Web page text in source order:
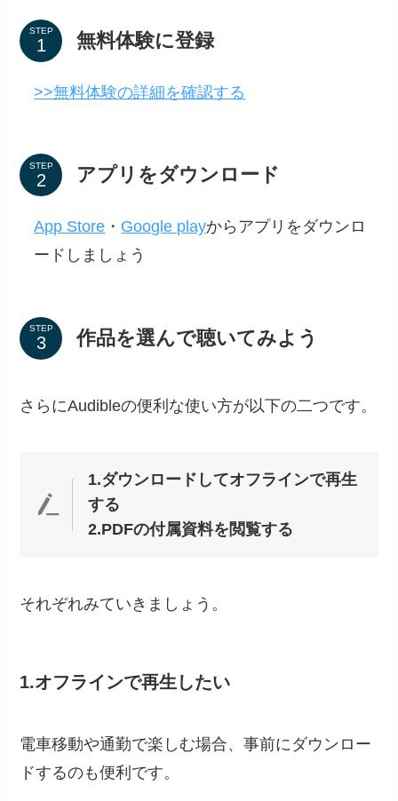
STEP 無料体験に登録
>>無料体験の詳細を確認する
STEP アプリをダウンロード
App Store ・ Google playからアプリをダウンロ
ードしましょう
STEP 作品を選んで聴いてみよう
さらにAudibleの便利な使い方が以下の二つです。
1.ダウンロードしてオフラインで再生
する
2.PDFの付属資料を閲覧する
それぞれみていきましょう。
1.オフラインで再生したい
電車移動や通勤で楽しむ場合、事前にダウンロー
ドするのも便利です。